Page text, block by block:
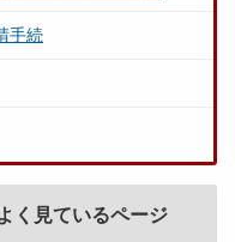
手続
く見ているページ